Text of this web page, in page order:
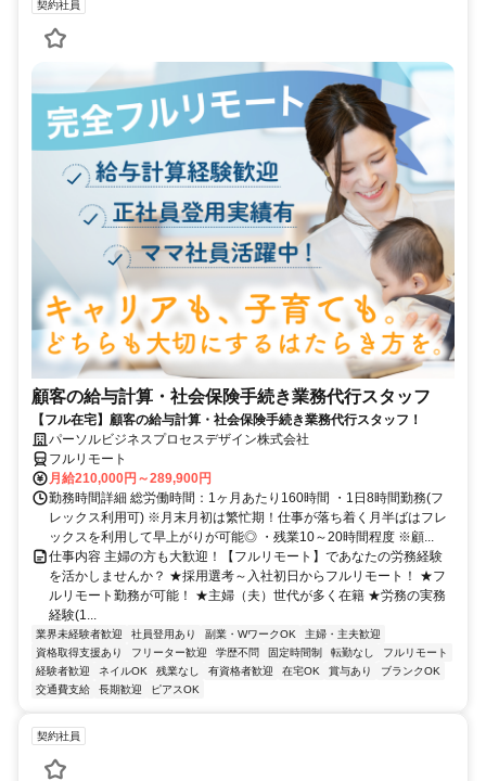
契約社員
顧客の給与計算・社会保険手続き業務代行スタッフ
【フル在宅】顧客の給与計算・社会保険手続き業務代行スタッフ！
パーソルビジネスプロセスデザイン株式会社
フルリモート
月給210,000円～289,900円
勤務時間詳細 総労働時間：1ヶ月あたり160時間 ・1日8時間勤務(フ
レックス利用可) ※月末月初は繁忙期！仕事が落ち着く月半ばはフレ
ックスを利用して早上がりが可能◎ ・残業10～20時間程度 ※顧...
仕事内容 主婦の方も大歓迎！【フルリモート】であなたの労務経験
を活かしませんか？ ★採用選考～入社初日からフルリモート！ ★フ
ルリモート勤務が可能！ ★主婦（夫）世代が多く在籍 ★労務の実務
経験(1...
業界未経験者歓迎 社員登用あり 副業・WワークOK
主婦・主夫歓迎
資格取得支援あり
フリーター歓迎 学歴不問 固定時間制 転勤なし
フルリモート
経験者歓迎
ネイルOK 残業なし 有資格者歓迎 在宅OK 賞与あり
ブランクOK
交通費支給
長期歓迎 ピアスOK
契約社員